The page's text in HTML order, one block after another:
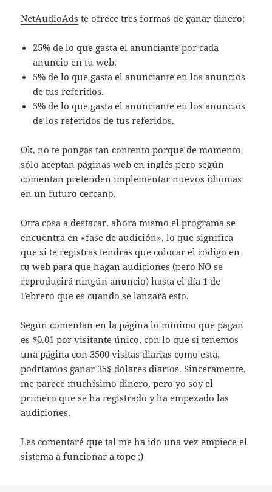
NetAudioAds te ofrece tres formas de ganar dinero:
25% de lo que gasta el anunciante por cada
anuncio en tu web.
5% de lo que gasta el anunciante en los anuncios
de tus referidos.
5% de lo que gasta el anunciante en los anuncios
de los referidos de tus referidos.
Ok, no te pongas tan contento porque de momento
sólo aceptan páginas web en inglés pero según
comentan pretenden implementar nuevos idiomas
en un futuro cercano.
Otra cosa a destacar, ahora mismo el programa se
encuentra en «fase de audición», lo que significa
que si te registras tendrás que colocar el código en
tu web para que hagan audiciones (pero NO se
reproducirá ningún anuncio) hasta el día 1 de
Febrero que es cuando se lanzará esto.
Según comentan en la página lo mínimo que pagan
es $0.01 por visitante único, con lo que si tenemos
una página con 3500 visitas diarias como esta,
podríamos ganar 35$ dólares diarios. Sinceramente,
me parece muchísimo dinero, pero yo soy el
primero que se ha registrado y ha empezado las
audiciones.
Les comentaré que tal me ha ido una vez empiece el
sistema a funcionar a tope ;)